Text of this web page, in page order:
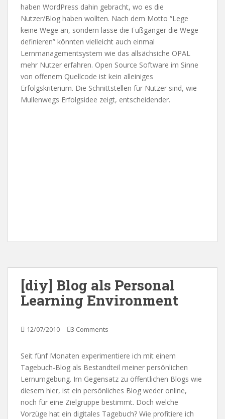
haben WordPress dahin gebracht, wo es die
Nutzer/Blog haben wollten. Nach dem Motto “Lege
keine Wege an, sondern lasse die Fußgänger die Wege
definieren” könnten vielleicht auch einmal
Lernmanagementsystem wie das allsächsiche OPAL
mehr Nutzer erfahren. Open Source Software im Sinne
von offenem Quellcode ist kein alleiniges
Erfolgskriterium. Die Schnittstellen für Nutzer sind, wie
Mullenwegs Erfolgsidee zeigt, entscheidender.
[diy] Blog als Personal
Learning Environment
12/07/2010 3 Comments
Seit fünf Monaten experimentiere ich mit einem
Tagebuch-Blog als Bestandteil meiner persönlichen
Lernumgebung. Im Gegensatz zu öffentlichen Blogs wie
diesem hier, ist ein persönliches Blog weder online,
noch für eine Zielgruppe bestimmt. Doch welche
Vorzüge hat ein digitales Tagebuch? Wie profitiere ich